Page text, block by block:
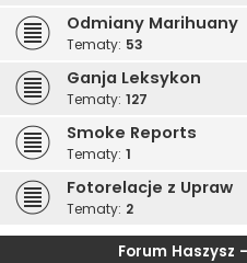
Odmiany Marihuany
Tematy: 53
Ganja Leksykon
Tematy: 127
Smoke Reports
Tematy: 1
Fotorelacje z Upraw
Tematy: 2
Forum Haszysz